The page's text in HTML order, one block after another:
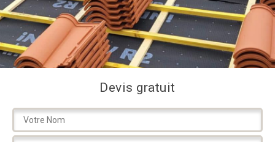
Devis gratuit